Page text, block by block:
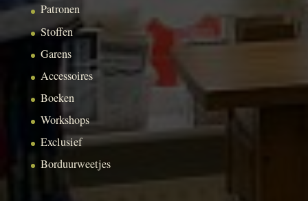
Patronen
Stoffen
Garens
Accessoires
Boeken
Workshops
Exclusief
Borduurweetjes